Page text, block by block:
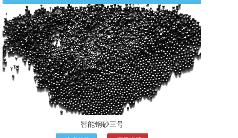
智能钢砂三号